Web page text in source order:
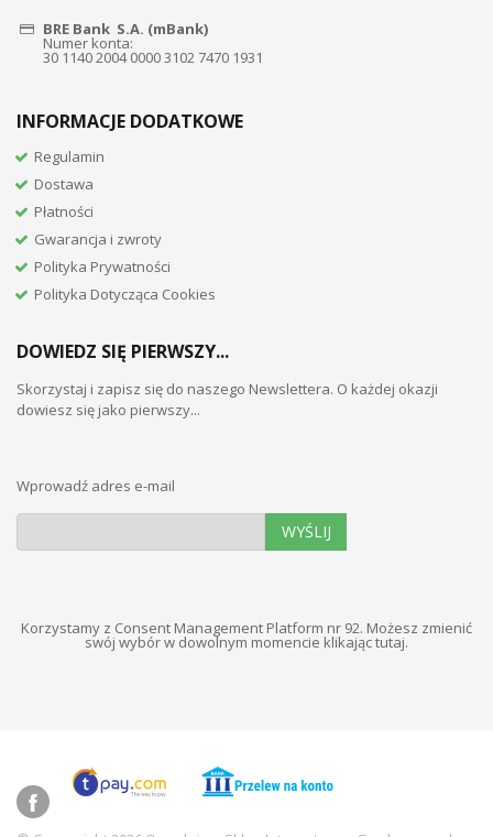
BRE Bank S.A. (mBank)
Numer konta:
30 1140 2004 0000 3102 7470 1931
INFORMACJE DODATKOWE
Regulamin
Dostawa
Płatności
Gwarancja i zwroty
Polityka Prywatności
Polityka Dotycząca Cookies
DOWIEDZ SIĘ PIERWSZY...
Skorzystaj i zapisz się do naszego Newslettera. O każdej okazji
dowiesz się jako pierwszy...
Wprowadź adres e-mail
WYŚLIJ
Korzystamy z Consent Management Platform nr 92. Możesz zmienić
swój wybór w dowolnym momencie klikając tutaj.